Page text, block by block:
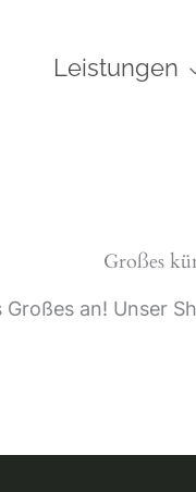
Leistungen
Großes
an! Unser